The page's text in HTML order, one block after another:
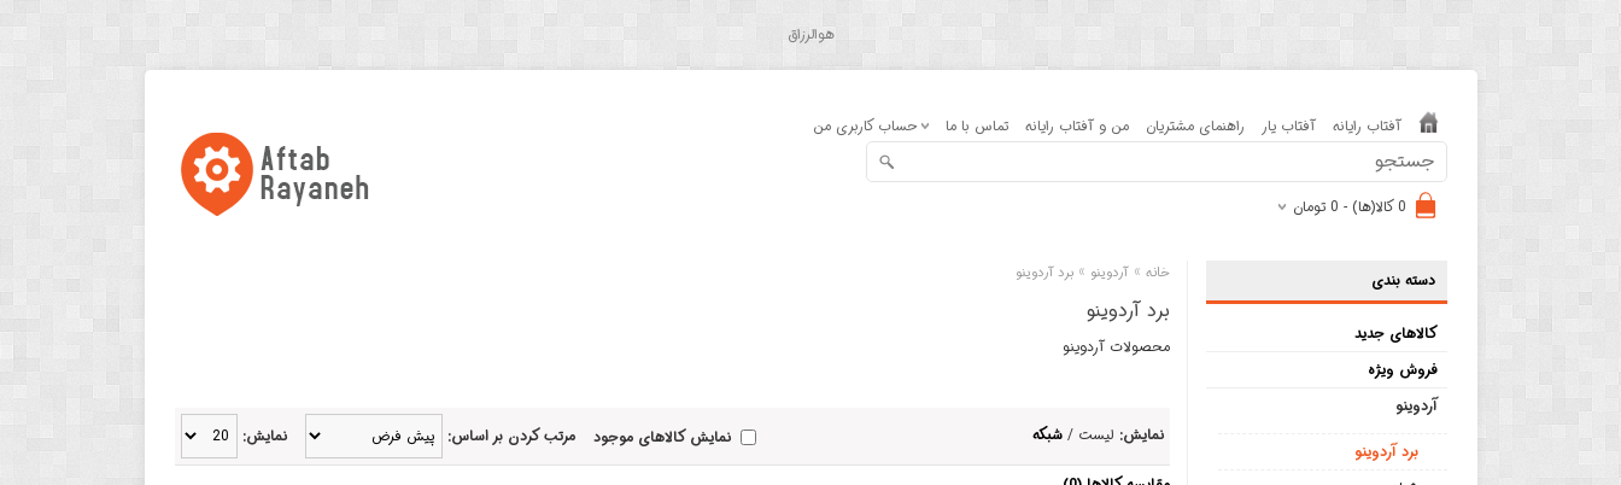
هوالرزاق
آفتاب رایانه آفتاب یار راهنمای مشتریان من و آفتاب رایانه تماس با ما حساب کاربری من
0 کالا(ها) - 0 تومان
دسته بندی
کالاهای جدید
فروش ویژه
آردوینو
برد آردوینو
خانه »آردوینو »برد آردوینو
برد آردوینو
محصولات آردوینو
نمایش: لیست /شبکه نمایش: مرتب کردن بر اساس: نمایش کالاهای موجود